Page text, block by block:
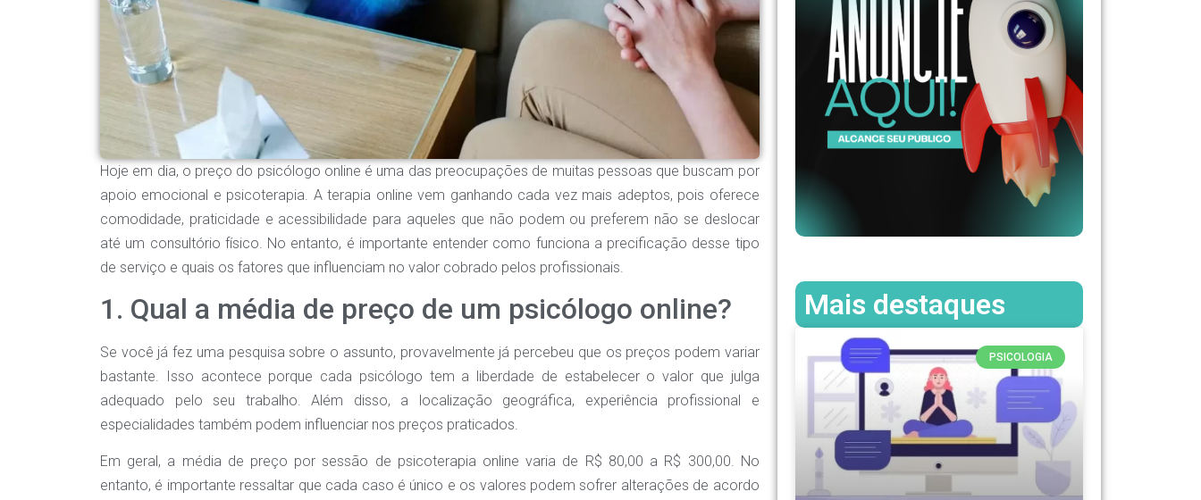
Hoje em dia, o preço do psicólogo online é uma das preocupações de muitas pessoas que buscam por
apoio emocional e psicoterapia. A terapia online vem ganhando cada vez mais adeptos, pois oferece
comodidade, praticidade e acessibilidade para aqueles que não podem ou preferem não se deslocar
até um consultório físico. No entanto, é importante entender como funciona a precificação desse tipo
de serviço e quais os fatores que influenciam no valor cobrado pelos profissionais.
1. Qual a média de preço de um psicólogo online?
Se você já fez uma pesquisa sobre o assunto, provavelmente já percebeu que os preços podem variar
bastante. Isso acontece porque cada psicólogo tem a liberdade de estabelecer o valor que julga
adequado pelo seu trabalho. Além disso, a localização geográfica, experiência profissional e
especialidades também podem influenciar nos preços praticados.
Em geral, a média de preço por sessão de psicoterapia online varia de R$ 80,00 a R$ 300,00. No
entanto, é importante ressaltar que cada caso é único e os valores podem sofrer alterações de acordo
Mais destaques
PSICOLOGIA